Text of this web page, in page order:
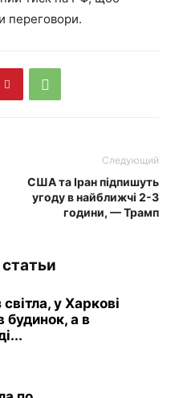
переговори.
Следующий
США та Іран підпишуть
угоду в найближчі 2-3
години, — Трамп
у Харкові
будинок, а в